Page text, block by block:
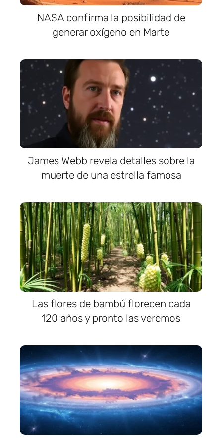
NASA confirma la posibilidad de
generar oxígeno en Marte
James Webb revela detalles sobre la
muerte de una estrella famosa
Las flores de bambú florecen cada
120 años y pronto las veremos